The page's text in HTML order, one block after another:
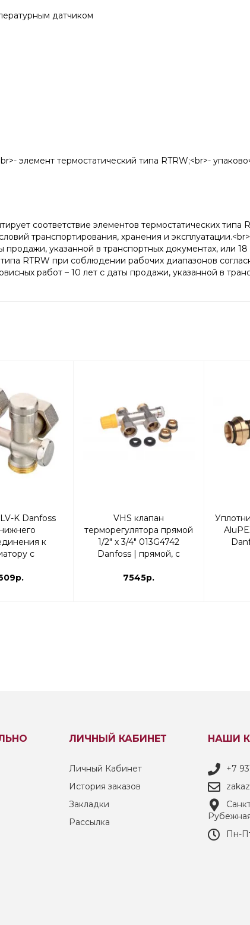
датчиком
элемент термостатический типа RTRW;<br>-
соответствие элементов термостатических
транспортирования, хранения и
продажи, указанной в транспортных документах, или
RTRW при соблюдении рабочих диапазонов
работ – 10 лет с даты продажи, указанной в
K Danfoss
к
с
Угловой, с
VHS клапан
терморегулятора прямой
1/2" х 3/4" 013G4742
Danfoss | прямой, с
7545р.
ЛИЧНЫЙ КАБИНЕТ
Личный Кабинет
История заказов
Закладки
Рассылка
НАШИ
+7
Пн-